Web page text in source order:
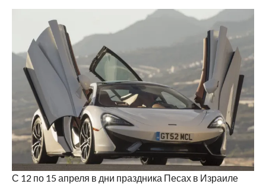
С 12 по 15 апреля в дни праздника Песах в Израиле